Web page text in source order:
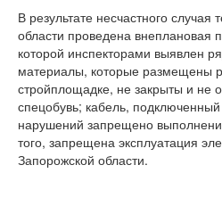
В результате несчастного
области проведена
которой инспекторами выявлен
материалы, которые размещены
стройплощадке, не закрыты и не
спецобувь; кабель,
нарушений запрещено
того, запрещена эксплуатация
Запорожской области.